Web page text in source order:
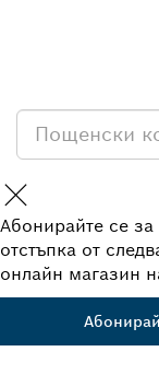
Абонирайте се
отстъпка от
онлайн магазин